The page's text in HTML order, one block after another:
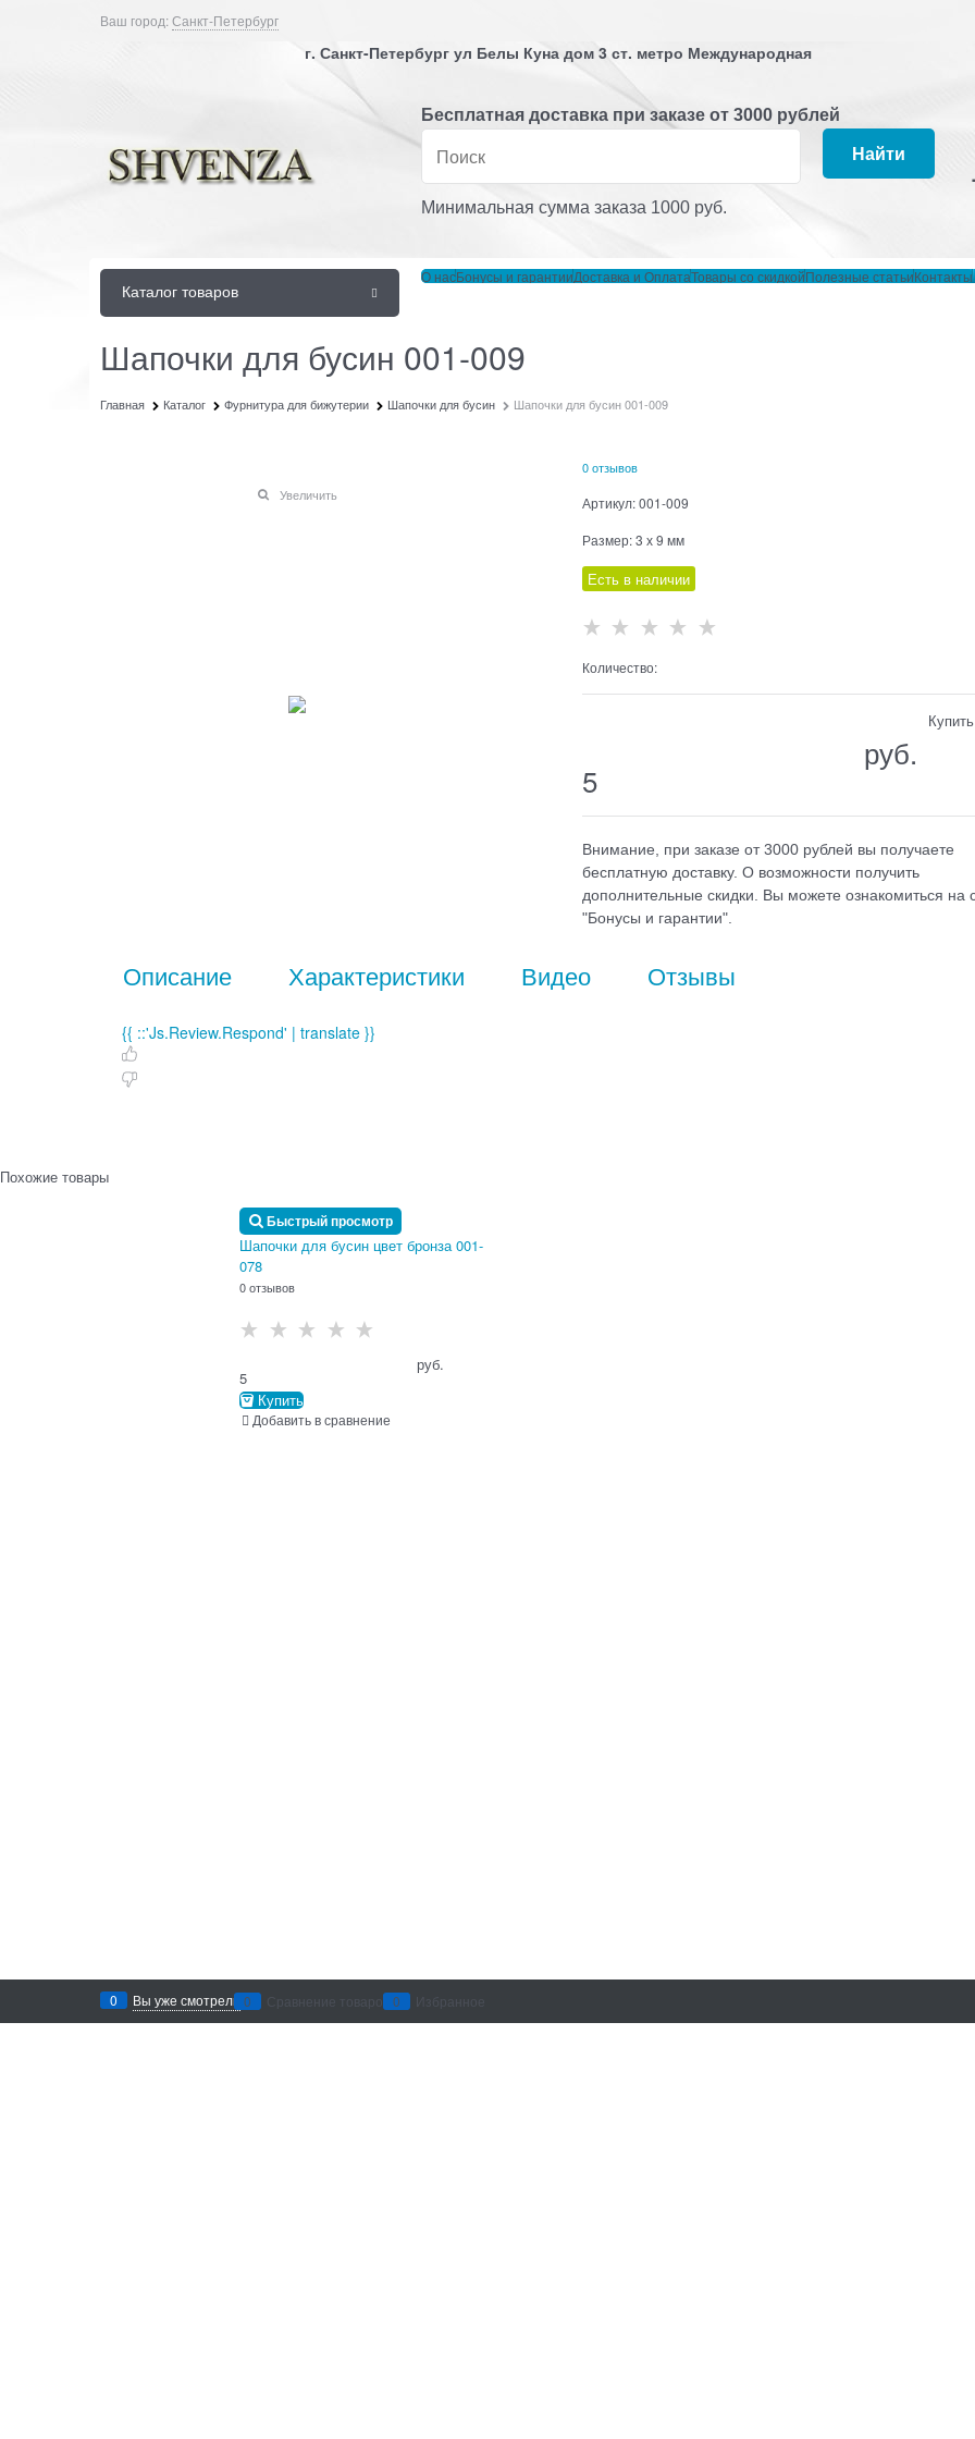
Ваш город:Санкт-Петербург
г. Санкт-Петербург ул Белы Куна дом 3 ст. метро Международная
Бесплатная доставка при заказе от 3000 рублей
Найти
Минимальная сумма заказа 1000 руб.
Каталог товаров
О насБонусы и гарантииДоставка и ОплатаТовары со скидкойПолезные статьиКонтакты
Шапочки для бусин 001-009
Главная Каталог Фурнитура для бижутерии Шапочки для бусин Шапочки для бусин 001-009
Увеличить
0 отзывов
Артикул:001-009
Размер:3 х 9 мм
Есть в наличии
Количество:
5
                                  руб.
Купить
Внимание, при заказе от 3000 рублей вы получаете
бесплатную доставку. О возможности получить
дополнительные скидки. Вы можете ознакомиться на
"Бонусы и гарантии".
Описание Характеристики Видео Отзывы
{{ ::'Js.Review.Respond' | translate }}
Похожие товары
Быстрый просмотр
Шапочки для бусин цвет бронза 001-
078
0 отзывов
5
                                      руб.
Купить
Добавить в сравнение
0 Вы уже смотрели 0 Сравнение товаров 0 Избранное